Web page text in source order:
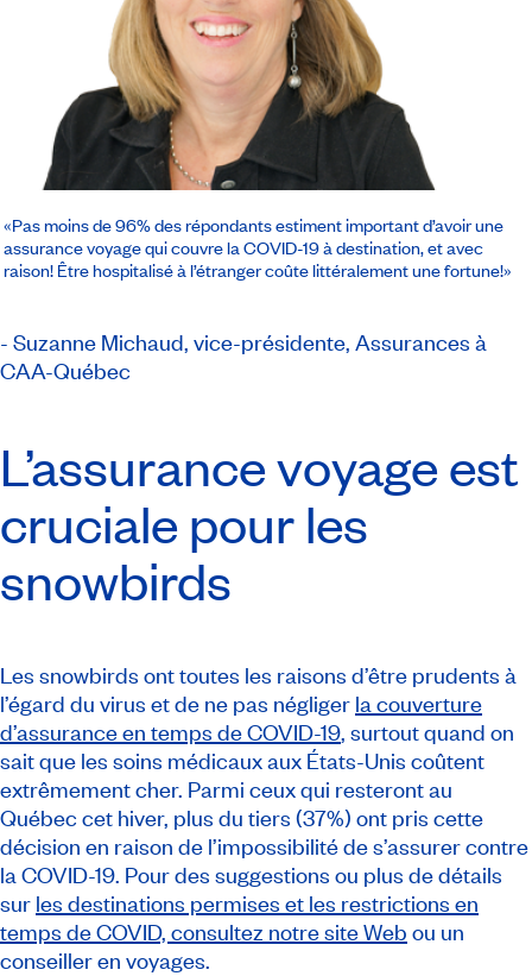
«Pas moins de 96% des répondants estiment important d’avoir une
assurance voyage qui couvre la COVID-19 à destination, et avec
raison! Être hospitalisé à l’étranger coûte littéralement une fortune!»
- Suzanne Michaud, vice-présidente, Assurances à
CAA-Québec
L’assurance voyage est
cruciale pour les
snowbirds
Les snowbirds ont toutes les raisons d’être prudents à
l’égard du virus et de ne pas négliger la couverture
d’assurance en temps de COVID-19, surtout quand on
sait que les soins médicaux aux États-Unis coûtent
extrêmement cher. Parmi ceux qui resteront au
Québec cet hiver, plus du tiers (37%) ont pris cette
décision en raison de l’impossibilité de s’assurer contre
la COVID-19. Pour des suggestions ou plus de détails
sur les destinations permises et les restrictions en
temps de COVID, consultez notre site Web ou un
conseiller en voyages.